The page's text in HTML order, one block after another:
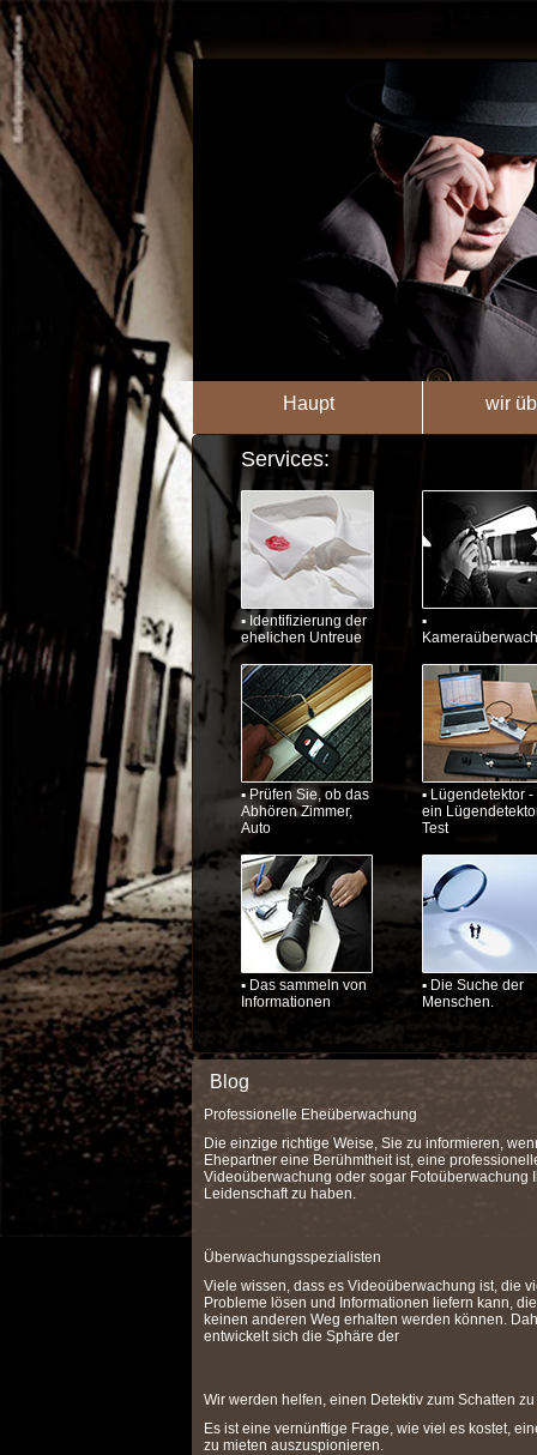
Haupt wir
Services:
▪ Identifizierung der
ehelichen Untreue
▪
▪ Prüfen Sie, ob das
Abhören Zimmer,
Auto
▪ Lügendetektor -
ein
Test
▪ Das sammeln von
Informationen
▪ Die Suche der
Menschen.
Blog
Professionelle Eheüberwachung
Die einzige richtige Weise, Sie zu informieren,
Ehepartner eine Berühmtheit ist, eine
Videoüberwachung oder sogar Fotoüberwachung
Leidenschaft zu haben.
Überwachungsspezialisten
Viele wissen, dass es Videoüberwachung ist, die
Probleme lösen und Informationen liefern kann,
keinen anderen Weg erhalten werden können.
entwickelt sich die Sphäre der
Wir werden helfen, einen Detektiv zum Schatten
Es ist eine vernünftige Frage, wie viel es kostet,
zu mieten auszuspionieren.